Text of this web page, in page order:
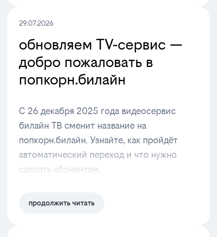
29.07.2026
обновляем TV-сервис —
добро пожаловать в
попкорн.билайн
С 26 декабря 2025 года видеосервис
билайн ТВ сменит название на
попкорн.билайн. Узнайте, как пройдёт
автоматический переход и что нужно
сделать абонентам.
продолжить читать